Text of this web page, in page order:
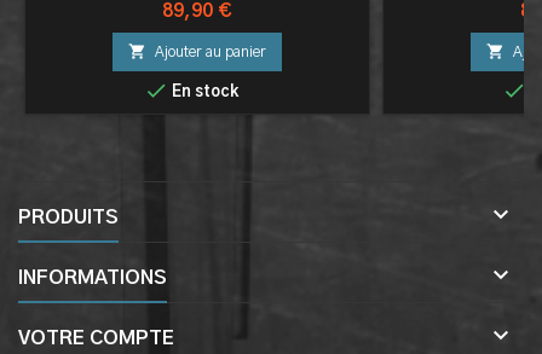
Prix
89,90 €
 Ajouter au panier
 En stock


PRODUITS 
INFORMATIONS 
VOTRE COMPTE 